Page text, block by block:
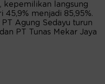
kepemilikan langsung
45,9% menjadi 85,95%.
Agung Sedayu turun
PT Tunas Mekar Jaya